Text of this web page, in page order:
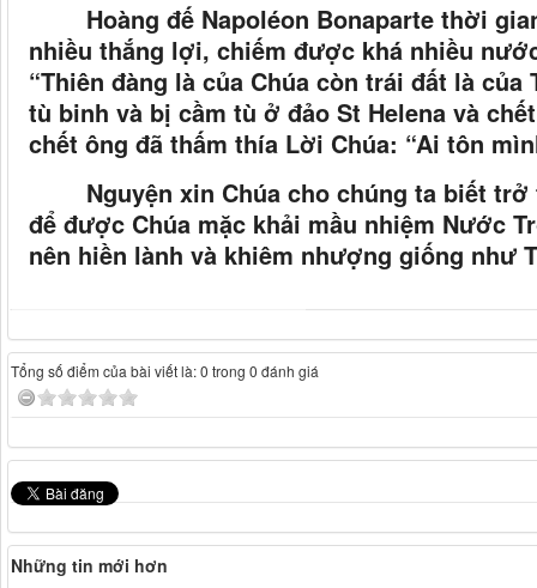
Hoàng đế Napoléon Bonaparte thời
nhiều thắng lợi, chiếm được khá nhiều
“Thiên đàng là của Chúa còn trái đất là
tù binh và bị cầm tù ở đảo St Helena và
chết ông đã thấm thía Lời Chúa: “Ai tôn
Nguyện xin Chúa cho chúng ta biết
để được Chúa mặc khải mầu nhiệm Nước
nên hiền lành và khiêm nhượng giống như
Tổng số điểm của bài viết là: 0 trong 0 đánh giá
Những tin mới hơn